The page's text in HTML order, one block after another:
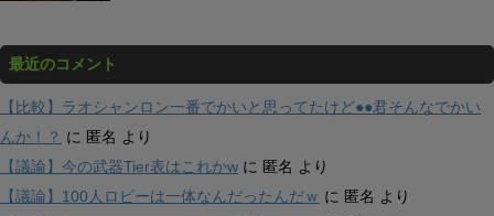
最近のコメント
【比較】ラオシャンロン一番でかいと思ってたけど●●君そんなでかい
んか！？ に 匿名 より
【議論】今の武器Tier表はこれかw に 匿名 より
【議論】100人ロビーは一体なんだったんだｗ に 匿名 より